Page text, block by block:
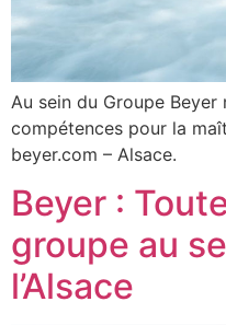
Au sein du Groupe
compétences pour la
beyer.com – Alsace.
Beyer :
groupe au
l’Alsace